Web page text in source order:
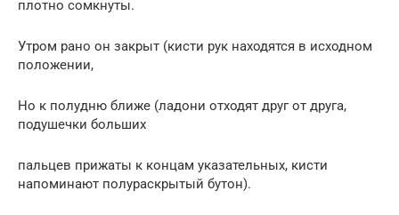
плотно сомкнуты.
Утром рано он закрыт (кисти рук находятся в исходном
положении,
Но к полудню ближе (ладони отходят друг от друга,
подушечки больших
пальцев прижаты к концам указательных, кисти
напоминают полураскрытый бутон).